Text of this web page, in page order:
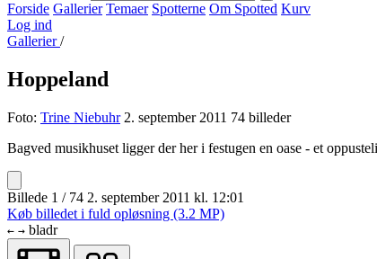
Forside Gallerier Temaer Spotterne Om Spotted Kurv
Log ind
Gallerier/
Hoppeland
Foto: Trine Niebuhr 2. september 2011 74 billeder
Bagved musikhuset ligger der her i festugen en oase - et
Billede 1 / 74 2. september 2011 kl. 12:01
Køb billedet i fuld opløsning (3.2 MP)
← → bladr